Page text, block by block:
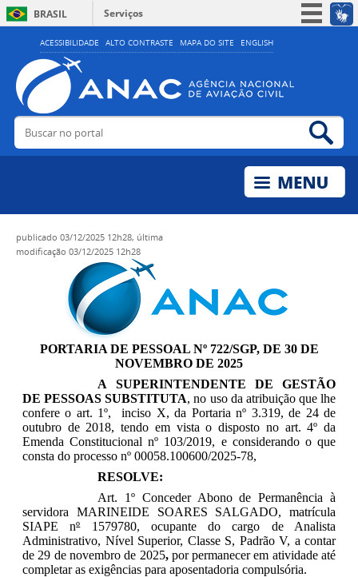
ACESSIBILIDADE ALTO CONTRASTE MAPA DO SITE ENGLISH
BRASIL
Serviços
Simplifique!
Acesso à informação
Legislação
Buscar no portal
publicado 03/12/2025 12h28, última
modificação 03/12/2025 12h28
PORTARIA DE PESSOAL Nº 722/SGP, DE 30 DE
NOVEMBRO DE 2025
A SUPERINTENDENTE DE GESTÃO
DE PESSOAS SUBSTITUTA, no uso da atribuição que lhe
confere o art. 1º,
inciso X, da Portaria nº 3.319, de 24 de
outubro de 2018, tendo em vista o disposto no art. 4º da
Emenda Constitucional nº 103/2019, e considerando o que
consta do processo nº 00058.100600/2025-78,
RESOLVE:
Art. 1º Conceder Abono de Permanência à
servidora MARINEIDE SOARES SALGADO, matrícula
SIAPE nº1579780, ocupante do cargo de Analista
Administrativo, Nível Superior, Classe S, Padrão V, a contar
de 29 de novembro de 2025, por permanecer em atividade até
completar as exigências para aposentadoria compulsória.